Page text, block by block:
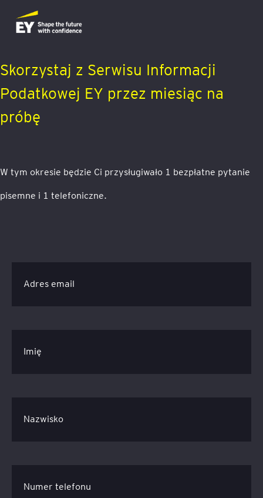
Skorzystaj z Serwisu Informacji
Podatkowej EY przez miesiąc na
próbę
W tym okresie będzie Ci przysługiwało 1 bezpłatne pytanie
pisemne i 1 telefoniczne.
Adres email
Imię
Nazwisko
Numer telefonu